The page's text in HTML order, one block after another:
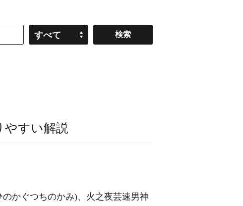
すべて
やすい解説
のかぐつちのかみ)、火之夜芸速男神